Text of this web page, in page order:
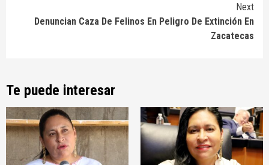
Next
Denuncian Caza De Felinos En Peligro De Extinción En
Zacatecas
Te puede interesar